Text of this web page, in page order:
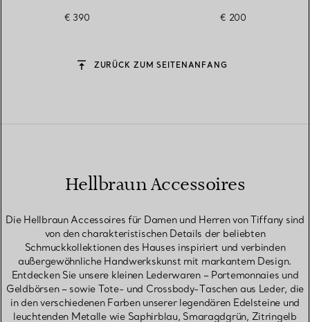
€ 390 € 200
ZURÜCK ZUM SEITENANFANG
Hellbraun Accessoires
Die Hellbraun Accessoires für Damen und Herren von Tiffany sind
von den charakteristischen Details der beliebten
Schmuckkollektionen des Hauses inspiriert und verbinden
außergewöhnliche Handwerkskunst mit markantem Design.
Entdecken Sie unsere kleinen Lederwaren – Portemonnaies und
Geldbörsen – sowie Tote- und Crossbody-Taschen aus Leder, die
in den verschiedenen Farben unserer legendären Edelsteine und
leuchtenden Metalle wie Saphirblau, Smaragdgrün, Zitringelb